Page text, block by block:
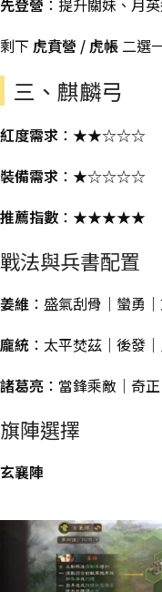
先登營 ：提升關妹、月
剩下 虎賁營 / 虎帳 二選
三、麒麟弓
紅度需求 ：★★☆☆☆
裝備需求 ：★☆☆☆☆
推薦指數 ：★★★★★
戰法與兵書配置
姜維 ：盛氣刮骨｜蠻勇
龐統 ：太平焚茲｜後發
諸葛亮 ：當鋒乘敵｜奇
旗陣選擇
玄襄陣